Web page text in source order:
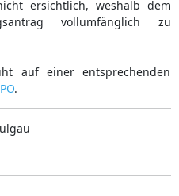
ersichtlich, weshalb dem
vollumfänglich zu
auf einer entsprechenden
.